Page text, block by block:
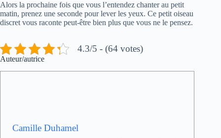
Alors la prochaine fois que vous l’entendez chanter au petit
matin, prenez une seconde pour lever les yeux. Ce petit oiseau
discret vous raconte peut-être bien plus que vous ne le pensez.
4.3/5 - (64 votes)
Auteur/autrice
Camille Duhamel